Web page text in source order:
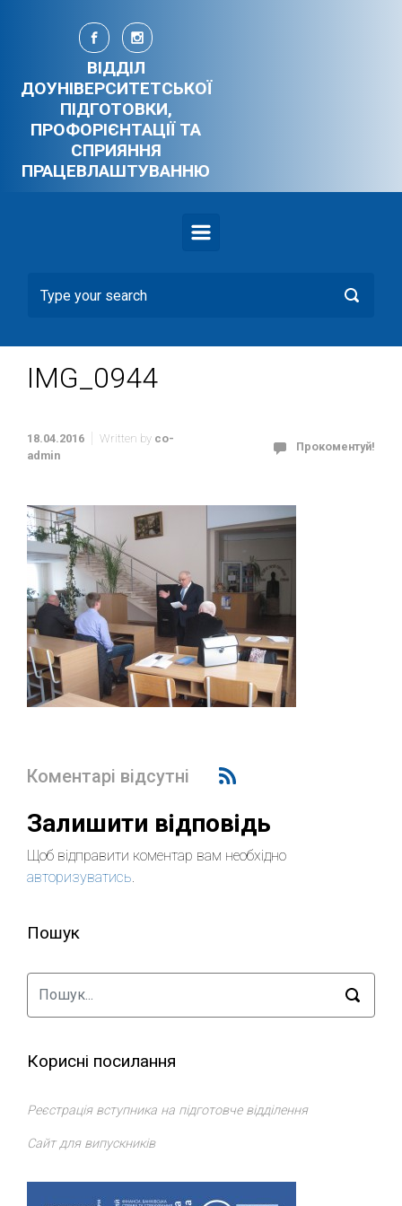
Skip to main content
ВІДДІЛ
ДОУНІВЕРСИТЕТСЬКОЇ
ПІДГОТОВКИ,
ПРОФОРІЄНТАЦІЇ ТА
СПРИЯННЯ
ПРАЦЕВЛАШТУВАННЮ
IMG_0944
18.04.2016 Written by co-
admin
Прокоментуй!
Коментарі відсутні
Залишити відповідь
Щоб відправити коментар вам необхідно
авторизуватись.
Пошук
Корисні посилання
Реєстрація вступника на підготовче відділення
Сайт для випускників